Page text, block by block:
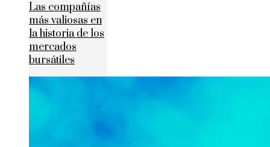
Las compañías
más valiosas en
la historia de los
mercados
bursátiles